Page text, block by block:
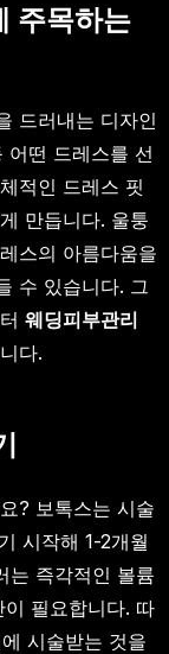
주목하는
드러내는 디자인
어떤 드레스를 선
적인 드레스 핏
만듭니다. 울퉁
스의 아름다움을
수 있습니다. 그
웨딩피부관리
다.
? 보톡스는 시술
시작해 1-2개월
는 즉각적인 볼륨
필요합니다. 따
시술받는 것을